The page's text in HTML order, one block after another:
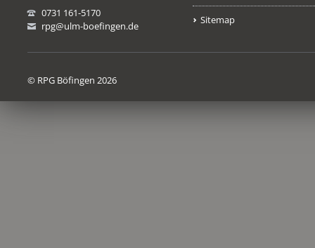
0731 161-5170
rpg@ulm-boefingen.de
Sitemap
© RPG Böfingen 2026